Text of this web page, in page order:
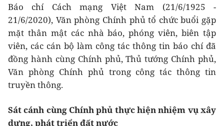
Báo chí Cách mạng Việt Nam (21/6/1925 -
21/6/2020), Văn phòng Chính phủ tổ chức buổi gặp
mặt thân mật các nhà báo, phóng viên, biên tập
viên, các cán bộ làm công tác thông tin báo chí đã
đồng hành cùng Chính phủ, Thủ tướng Chính phủ,
Văn phòng Chính phủ trong công tác thông tin
truyền thông.
Sát cánh cùng Chính phủ thực hiện nhiệm vụ xây
dựng, phát triển đất nước